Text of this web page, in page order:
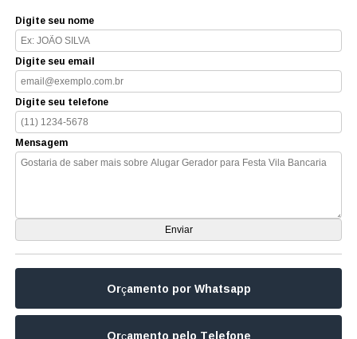
Digite seu nome
Digite seu email
Digite seu telefone
Mensagem
Orçamento por Whatsapp